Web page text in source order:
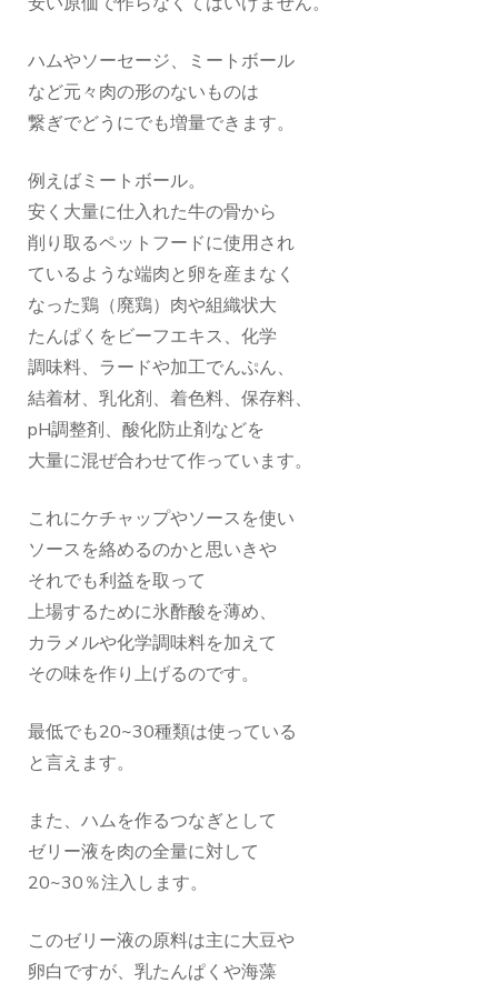
ハムやソーセージ、ミートボール
など元々肉の形のないものは
繋ぎでどうにでも増量できます。
例えばミートボール。
安く大量に仕入れた牛の骨から
削り取るペットフードに使用され
ているような端肉と卵を産まなく
なった鶏（廃鶏）肉や組織状大
たんぱくをビーフエキス、化学
調味料、ラードや加工でんぷん、
結着材、乳化剤、着色料、保存料、
pH調整剤、酸化防止剤などを
大量に混ぜ合わせて作っています。
これにケチャップやソースを使い
ソースを絡めるのかと思いきや
それでも利益を取って
上場するために氷酢酸を薄め、
カラメルや化学調味料を加えて
その味を作り上げるのです。
最低でも20~30種類は使っている
と言えます。
また、ハムを作るつなぎとして
ゼリー液を肉の全量に対して
20~30％注入します。
このゼリー液の原料は主に大豆や
卵白ですが、乳たんぱくや海藻